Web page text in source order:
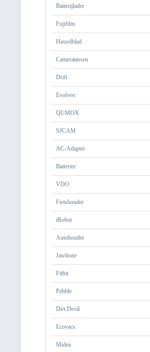
Batterijlader
Fujifilm
Hasselblad
Cameratassen
Drift
Evolveo
QUMOX
SJCAM
AC-Adapter
Batterier
VDO
Fietshouder
iRobot
Autohouder
Jawbone
Fitbit
Pebble
Dirt Devil
Ecovacs
Midea